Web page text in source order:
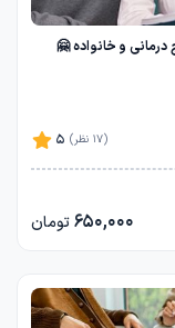
و خانواده 🤗
5
(17 نظر)
650,000تومان